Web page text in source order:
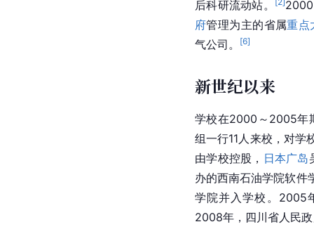
后科研流动站。
府管理为主的省属重点
气公司。
[6]
新世纪以来
学校在2000～2005年
组一行11人来校，对学
由学校控股， 日本广岛
办的西南石油学院软件
学院并入学校。2005
2008年，四川省人民